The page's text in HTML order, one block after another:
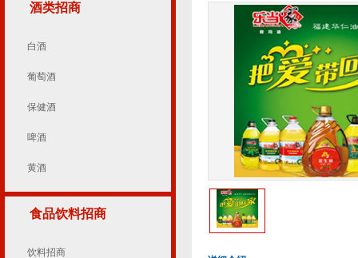
酒类招商
白酒
葡萄酒
保健酒
啤酒
黄酒
食品饮料招商
饮料招商